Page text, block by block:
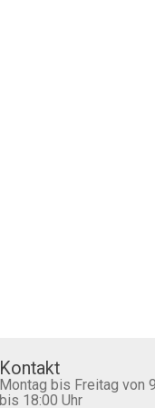
Kontakt
Montag bis Freitag von
bis 18:00 Uhr